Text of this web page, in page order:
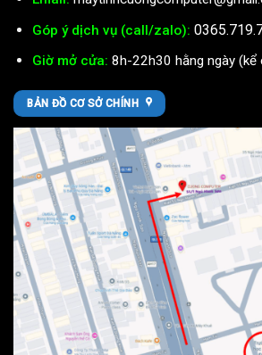
Góp ý dịch vụ (call/zalo):
Giờ mở cửa: 8h-22h30 hằng ngày (kể
BẢN ĐỒ CƠ SỞ CHÍNH